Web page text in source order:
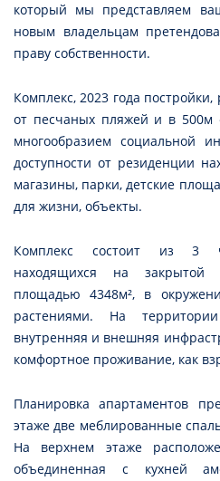
который мы представляем
новым владельцам
праву собственности.
Комплекс, 2023 года
от песчаных пляжей и в 500м
многообразием социальной
доступности от резиденции
магазины, парки, детские
для жизни, объекты.
Комплекс состоит из 3
находящихся на закрытой
площадью 4348м², в
растениями. На
внутренняя и внешняя
комфортное проживание, как
Планировка апартаментов
этаже две меблированные
На верхнем этаже
объединенная с кухней